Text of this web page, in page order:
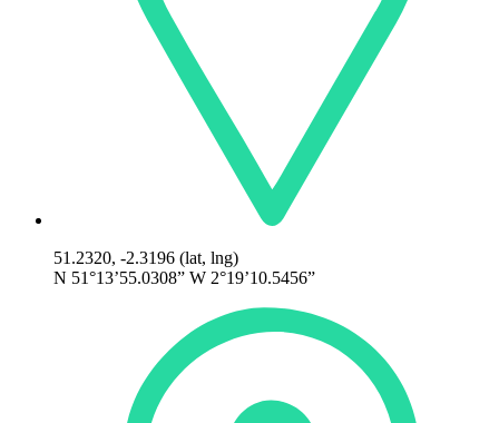
51.2320, -2.3196 (lat, lng)
N 51°13’55.0308” W 2°19’10.5456”